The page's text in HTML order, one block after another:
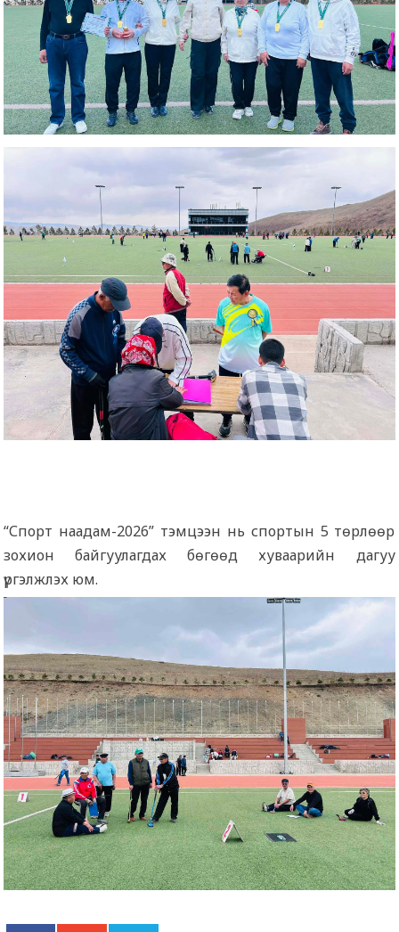
“Спорт наадам-2026” тэмцээн нь спортын 5 төрлөөр
зохион байгуулагдах бөгөөд хуваарийн дагуу
үргэлжлэх юм.